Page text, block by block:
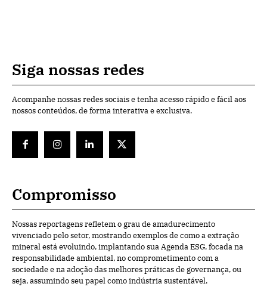
Siga nossas redes
Acompanhe nossas redes sociais e tenha acesso rápido e fácil aos
nossos conteúdos, de forma interativa e exclusiva.
Compromisso
Nossas reportagens refletem o grau de amadurecimento
vivenciado pelo setor, mostrando exemplos de como a extração
mineral está evoluindo, implantando sua Agenda ESG, focada na
responsabilidade ambiental, no comprometimento com a
sociedade e na adoção das melhores práticas de governança, ou
seja, assumindo seu papel como indústria sustentável.